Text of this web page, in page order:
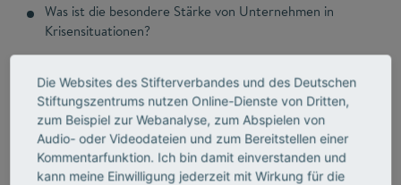
Was ist die besondere Stärke von Unternehmen in
Krisensituationen?
Wie passt kurzfristiges Krisenengagement zu
langfristigen Engagementstrategien?
Wird das Engagement in der Ukraine durch Folge-Krisen
wie etwa das Erdbeben in der Türkei und Syrien
abgelöst?
Die Websites des Stifterverbandes und des Deutschen
Stiftungszentrums nutzen Online-Dienste von Dritten,
zum Beispiel zur Webanalyse, zum Abspielen von
Audio- oder Videodateien und zum Bereitstellen einer
Kommentarfunktion. Ich bin damit einverstanden und
kann meine Einwilligung jederzeit mit Wirkung für die